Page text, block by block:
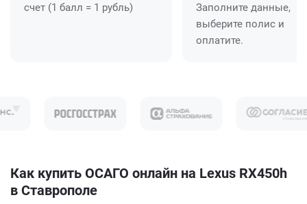
счет (1 балл = 1 рубль)
Заполните данные,
выберите полис и
оплатите.
Как купить ОСАГО онлайн на Lexus RX450h
в Ставрополе